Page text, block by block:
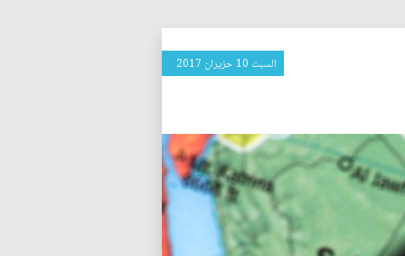
السبت 10 حزيران 2017